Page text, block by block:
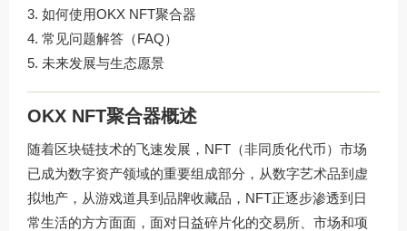
如何使用OKX NFT聚合器
常见问题解答（FAQ）
未来发展与生态愿景
OKX NFT聚合器概述
随着区块链技术的飞速发展，NFT（非同质化代币）市场
已成为数字资产领域的重要组成部分，从数字艺术品到虚
拟地产，从游戏道具到品牌收藏品，NFT正逐步渗透到日
常生活的方方面面，面对日益碎片化的交易所、市场和项